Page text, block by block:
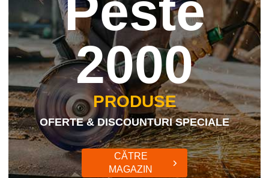
2000
PRODUSE
OFERTE & DISCOUNTURI SPECIALE
CĂTRE
MAGAZIN